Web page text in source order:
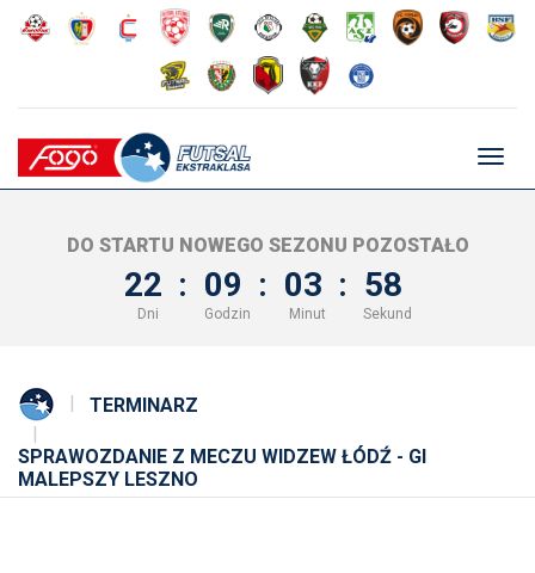
DO STARTU NOWEGO SEZONU POZOSTAŁO
22 : 09 : 03 : 57
Dni Godzin Minut Sekund
TERMINARZ
SPRAWOZDANIE Z MECZU WIDZEW ŁÓDŹ - GI
MALEPSZY LESZNO